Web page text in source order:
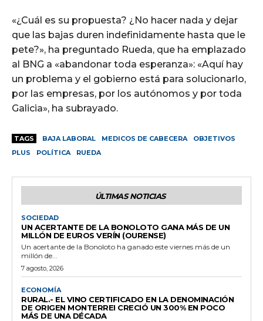
«¿Cuál es su propuesta? ¿No hacer nada y dejar
que las bajas duren indefinidamente hasta que le
pete?», ha preguntado Rueda, que ha emplazado
al BNG a «abandonar toda esperanza»: «Aquí hay
un problema y el gobierno está para solucionarlo,
por las empresas, por los autónomos y por toda
Galicia», ha subrayado.
TAGS BAJA LABORAL MEDICOS DE CABECERA
OBJETIVOS
PLUS
POLÍTICA RUEDA
ÚLTIMAS NOTICIAS
SOCIEDAD
UN ACERTANTE DE LA BONOLOTO GANA MÁS DE UN
MILLÓN DE EUROS VERÍN (OURENSE)
Un acertante de la Bonoloto ha ganado este viernes más de un
millón de...
7 agosto, 2026
ECONOMÍA
RURAL.- EL VINO CERTIFICADO EN LA DENOMINACIÓN
DE ORIGEN MONTERREI CRECIÓ UN 300% EN POCO
MÁS DE UNA DÉCADA